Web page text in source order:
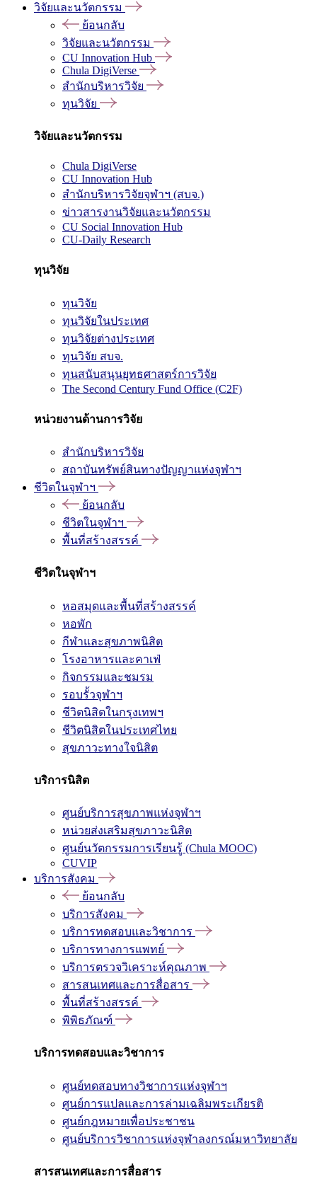
วิจัยและนวัตกรรม
ย้อนกลับ
วิจัยและนวัตกรรม
CU Innovation Hub
Chula DigiVerse
สำนักบริหารวิจัย
ทุนวิจัย
วิจัยและนวัตกรรม
Chula DigiVerse
CU Innovation Hub
สำนักบริหารวิจัยจุฬาฯ (สบจ.)
ข่าวสารงานวิจัยและนวัตกรรม
CU Social Innovation Hub
CU-Daily Research
ทุนวิจัย
ทุนวิจัย
ทุนวิจัยในประเทศ
ทุนวิจัยต่างประเทศ
ทุนวิจัย สบจ.
ทุนสนับสนุนยุทธศาสตร์การวิจัย
The Second Century Fund Office (C2F)
หน่วยงานด้านการวิจัย
สำนักบริหารวิจัย
สถาบันทรัพย์สินทางปัญญาแห่งจุฬาฯ
ชีวิตในจุฬาฯ
ย้อนกลับ
ชีวิตในจุฬาฯ
พื้นที่สร้างสรรค์
ชีวิตในจุฬาฯ
หอสมุดและพื้นที่สร้างสรรค์
หอพัก
กีฬาและสุขภาพนิสิต
โรงอาหารและคาเฟ่
กิจกรรมและชมรม
รอบรั้วจุฬาฯ
ชีวิตนิสิตในกรุงเทพฯ
ชีวิตนิสิตในประเทศไทย
สุขภาวะทางใจนิสิต
บริการนิสิต
ศูนย์บริการสุขภาพแห่งจุฬาฯ
หน่วยส่งเสริมสุขภาวะนิสิต
ศูนย์นวัตกรรมการเรียนรู้ (Chula MOOC)
CUVIP
บริการสังคม
ย้อนกลับ
บริการสังคม
บริการทดสอบและวิชาการ
บริการทางการแพทย์
บริการตรวจวิเคราะห์คุณภาพ
สารสนเทศและการสื่อสาร
พื้นที่สร้างสรรค์
พิพิธภัณฑ์
บริการทดสอบและวิชาการ
ศูนย์ทดสอบทางวิชาการแห่งจุฬาฯ
ศูนย์การแปลและการล่ามเฉลิมพระเกียรติ
ศูนย์กฎหมายเพื่อประชาชน
ศูนย์บริการวิชาการแห่งจุฬาลงกรณ์มหาวิทยาลัย
สารสนเทศและการสื่อสาร